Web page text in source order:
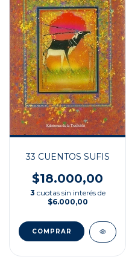
33 CUENTOS SUFIS
$18.000,00
3 cuotas sin interés de
$6.000,00